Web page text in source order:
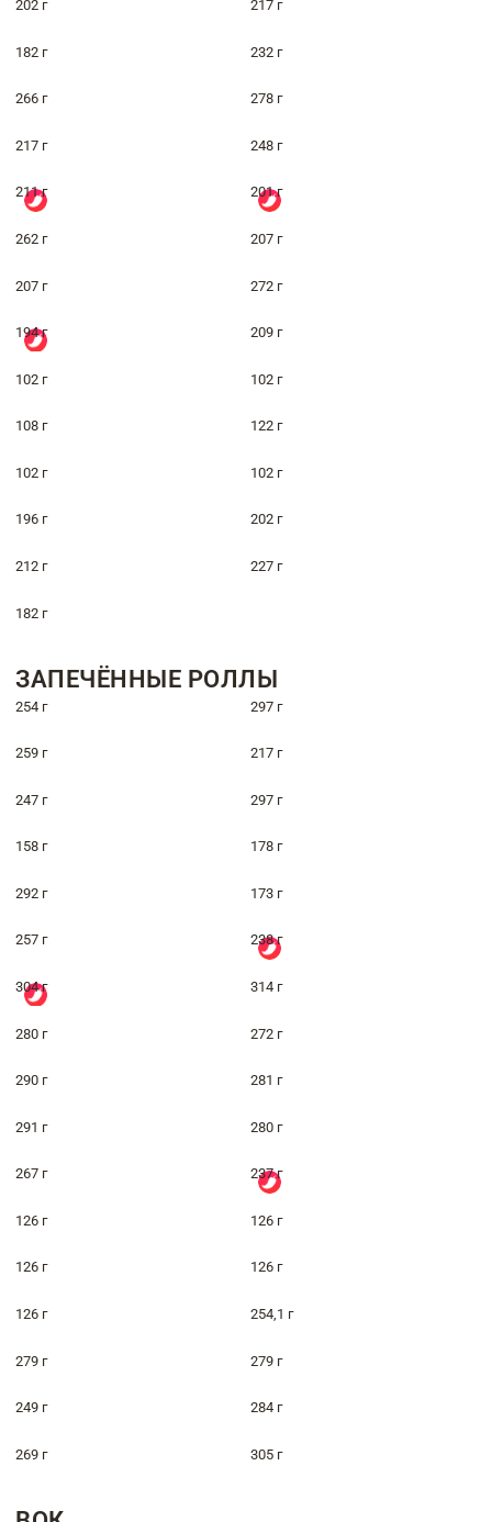
202 г 217 г
182 г 232 г
266 г 278 г
217 г 248 г
211 г 201 г
262 г 207 г
207 г 272 г
194 г 209 г
102 г 102 г
108 г 122 г
102 г 102 г
196 г 202 г
212 г 227 г
182 г
ЗАПЕЧЁННЫЕ РОЛЛЫ
254 г 297 г
259 г 217 г
247 г 297 г
158 г 178 г
292 г 173 г
257 г 238 г
304 г 314 г
280 г 272 г
290 г 281 г
291 г 280 г
267 г 237 г
126 г 126 г
126 г 126 г
126 г 254,1 г
279 г 279 г
249 г 284 г
269 г 305 г